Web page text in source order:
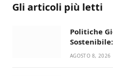
Gli articoli più letti
Politiche
universitari
AGOSTO 8, 2026